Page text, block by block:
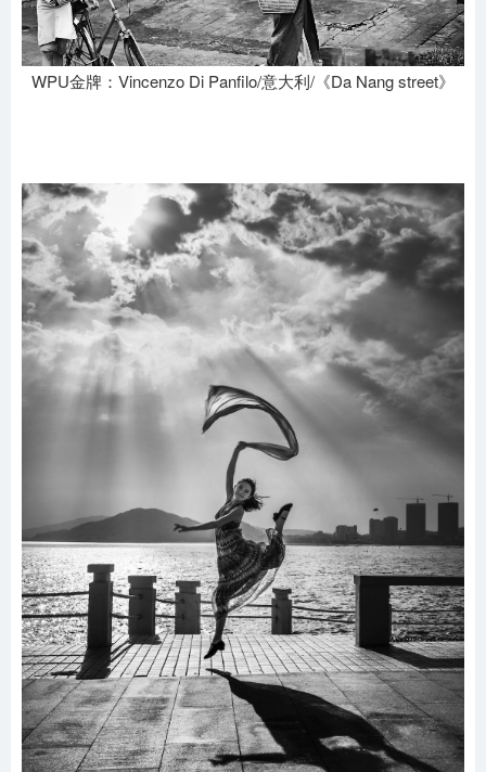
WPU金牌：Vincenzo Di Panfilo/意大利/《Da Nang street》